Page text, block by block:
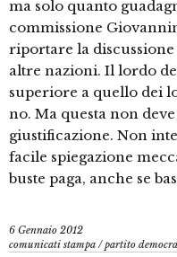
ma solo quanto
commissione
riportare la
altre nazioni. Il lordo
superiore a quello dei
no. Ma questa non
giustificazione. Non
facile spiegazione
buste paga, anche se
6 Gennaio 2012
comunicati stampa /partito